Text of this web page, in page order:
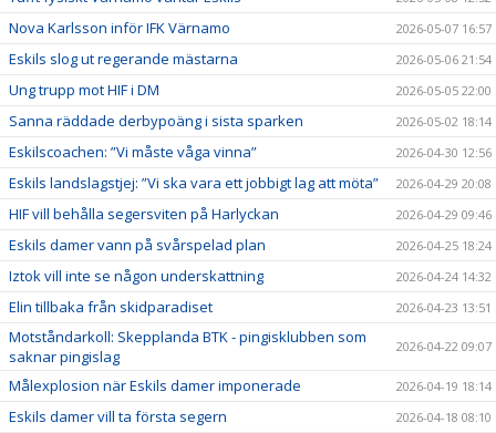
Nova Karlsson inför IFK Värnamo 2026-05-07 16:57
Eskils slog ut regerande mästarna 2026-05-06 21:54
Ung trupp mot HIF i DM 2026-05-05 22:00
Sanna räddade derbypoäng i sista sparken 2026-05-02 18:14
Eskilscoachen: ”Vi måste våga vinna” 2026-04-30 12:56
Eskils landslagstjej: ”Vi ska vara ett jobbigt lag att möta” 2026-04-29 20:08
HIF vill behålla segersviten på Harlyckan 2026-04-29 09:46
Eskils damer vann på svårspelad plan 2026-04-25 18:24
Iztok vill inte se någon underskattning 2026-04-24 14:32
Elin tillbaka från skidparadiset 2026-04-23 13:51
Motståndarkoll: Skepplanda BTK - pingisklubben som
saknar pingislag
2026-04-22 09:07
Målexplosion när Eskils damer imponerade 2026-04-19 18:14
Eskils damer vill ta första segern 2026-04-18 08:10